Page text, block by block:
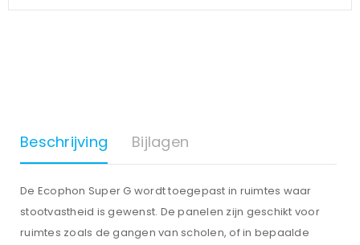
Beschrijving Bijlagen
De Ecophon Super G wordt toegepast in ruimtes waar
stootvastheid is gewenst. De panelen zijn geschikt voor
ruimtes zoals de gangen van scholen, of in bepaalde